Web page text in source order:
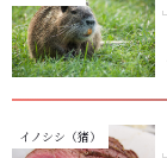
イノシシ（猪）